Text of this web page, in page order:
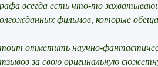
всегда есть что-то
фильмов, которые
отметить научно-
за свою оригинальную